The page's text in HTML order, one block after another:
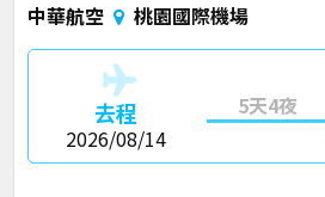
中華航空 桃園國際機場
去程
2026/08/14
5天4夜